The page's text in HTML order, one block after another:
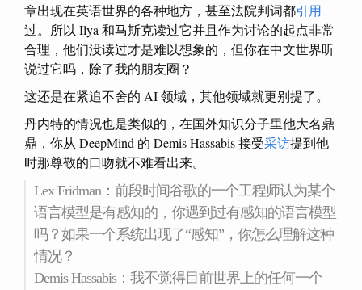
章出现在英语世界的各种地方，甚至法院判词都引用
过。所以 Ilya 和马斯克读过它并且作为讨论的起点非常
合理，他们没读过才是难以想象的，但你在中文世界听
说过它吗，除了我的朋友圈？
这还是在紧追不舍的 AI 领域，其他领域就更别提了。
丹内特的情况也是类似的，在国外知识分子里他大名鼎
鼎，你从 DeepMind 的 Demis Hassabis 接受采访提到他
时那尊敬的口吻就不难看出来。
Lex Fridman：前段时间谷歌的一个工程师认为某个
语言模型是有感知的，你遇到过有感知的语言模型
吗？如果一个系统出现了“感知”，你怎么理解这种
情况？
Demis Hassabis：我不觉得目前世界上的任何一个